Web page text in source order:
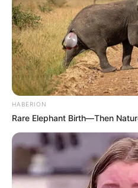
HABERION
Rare Elephant Birth—Then